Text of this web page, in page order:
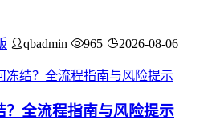
qbadmin 965 2026-08-06
？全流程指南与风险提示